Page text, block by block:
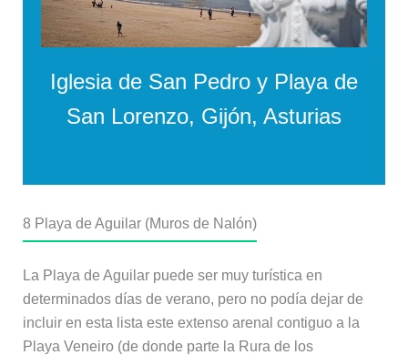
Iglesia de San Pedro y Playa de
San Lorenzo, Gijón, Asturias
8 Playa de Aguilar (Muros de Nalón)
La Playa de Aguilar puede ser muy turística en
determinados días de verano, pero no podía dejar de
incluir en esta lista este extenso arenal contiguo a la
Playa Veneiro (de donde parte la Rura de los